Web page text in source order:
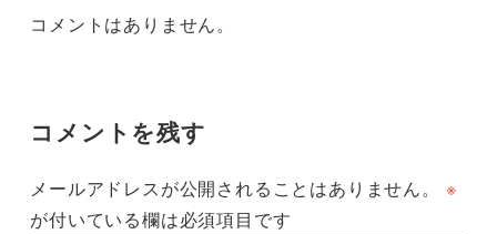
コメントはありません。
コメントを残す
メールアドレスが公開されることはありません。
※
が付いている欄は必須項目です